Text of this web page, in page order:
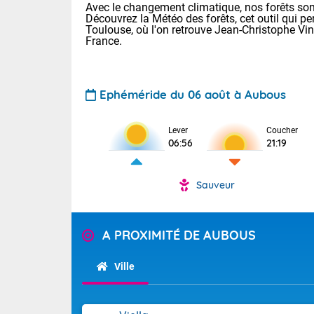
Pour la
Tendance
Avec le changement climatique, nos forêts
Découvrez la Météo des forêts, cet outil qui
Toulouse, où l'on retrouve Jean-Christophe
France.
Ephéméride du 06 août à Aubous
Lever
06:56
Coucher
21:19
Sauveur
A PROXIMITÉ DE AUBOUS
Ville
Voici les
Lyon : 32
25 Nancy :
(84). Sur le
Sur les